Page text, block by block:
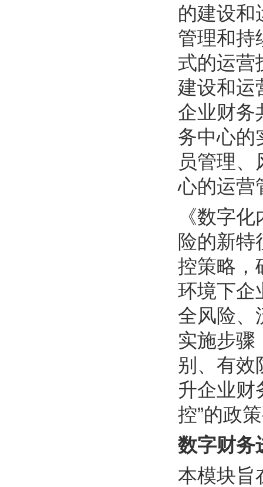
的建设和
管理和持
式的运营
建设和运
企业财务
务中心的
员管理
心的运营
《数字
险的新
控策略，
环境下企
全风险、
实施步骤
别、有效
升企业财
控”的政
数字财务
本模块旨